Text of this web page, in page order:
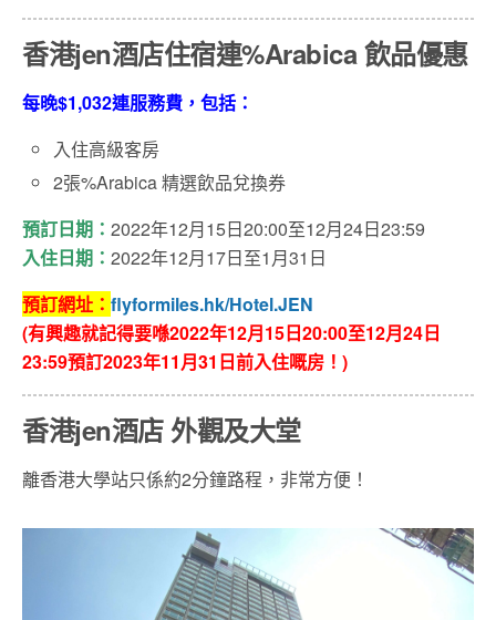
香港jen酒店住宿連%Arabica 飲品優惠
每晚$1,032連服務費，包括：
入住高級客房
2張%Arabica 精選飲品兌換券
預訂日期： 2022年12月15日20:00至12月24日23:59
入住日期： 2022年12月17日至1月31日
預訂網址： flyformiles.hk/Hotel.JEN
(有興趣就記得要喺2022年12月15日20:00至12月24日
23:59預訂2023年11月31日前入住嘅房 ！)
香港jen酒店 外觀及大堂
離香港大學站只係約2分鐘路程，非常方便！